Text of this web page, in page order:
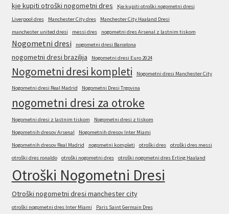
kje kupiti otroški nogometni dres
Kje kupiti otroški nogometni dresi
Liverpool dres
Manchester City dres
Manchester City Haaland Dresi
manchester united dresi
messi dres nogometni dres Arsenal z lastnim tiskom
Nogometni dresi nogometni dresi Barcelona
nogometni dresi brazilija Nogometni dresi Euro 2024
Nogometni dresi kompleti Nogometni dresi Manchester City
Nogometni dresi Real Madrid Nogometni Dresi Trgovina
nogometni dresi za otroke
Nogometni dresi z lastnim tiskom
Nogometni dresi z tiskom
Nogometnih dresov Arsenal
Nogometnih dresov Inter Miami
Nogometnih dresov Real Madrid
nogometni kompleti otroški dres
otroški dres messi
otroški dres ronaldo
otroški nogometni dres otroški nogometni dres Erling Haaland
Otroški Nogometni Dresi
Otroški nogometni dresi manchester city
otroški nogometni dres Inter Miami
Paris Saint Germain Dres